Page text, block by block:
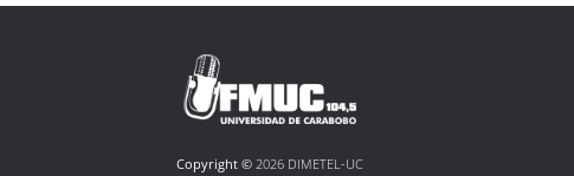
Copyright ©2026 DIMETEL-UC